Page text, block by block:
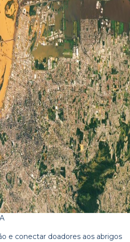
e conectar doadores aos abrigos